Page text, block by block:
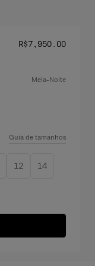
Preço:
R$‌7,950.00
meia-noite
Guia de tamanhos
12 14